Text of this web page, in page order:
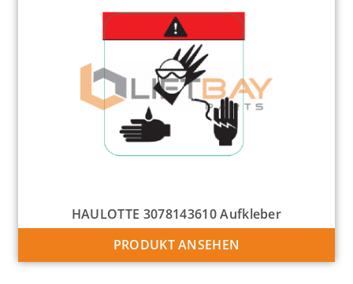
HAULOTTE 3078143610 Aufkleber
PRODUKT ANSEHEN